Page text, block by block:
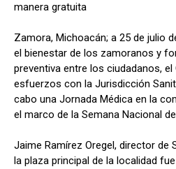
manera gratuita
Zamora, Michoacán; a 25 de julio
el bienestar de los zamoranos y
preventiva entre los ciudadanos,
esfuerzos con la Jurisdicción
cabo una Jornada Médica en la
el marco de la Semana Nacional
Jaime Ramírez Oregel, director de
la plaza principal de la localidad